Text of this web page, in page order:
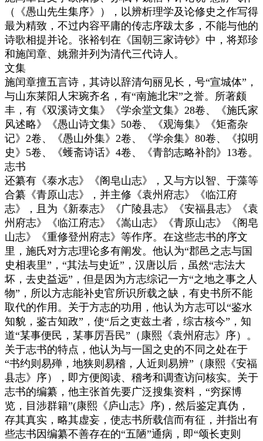
（《愚山先生集序》），以辨析理学及论修史之作写得
最为精致，不过内容平庸的传志序跋太多，不能与他的
诗歌相提并论。张裕钊在《国朝三家诗钞》中，将郑珍
和施闰章、姚鼐并列为清代三代诗人。
文集
施闰章擅五言诗，其诗以辞清句丽见长，号“宣城体”，
与山东莱阳人宋琬齐名，有“南施北宋”之誉。所著颇
丰，有《双溪诗文集》《学余堂文集》28卷、《施氏家
风述略》《愚山诗文集》50卷、《观海集》《矩斋杂
记》2卷、《愚山外集》2卷、《学余集》80卷、《拟明
史》5卷、《蠖斋诗话》4卷、《青韵志略补韵》13卷。
志书
还纂有《泰水志》《阁皂山志》，又与方以智、于藻等
合纂《青原山志》，并主修《袁州府志》《临江府
志》，且为《新泰志》《广陵县志》《安福县志》《袁
州府志》《临江府志》《嵩山志》《青原山志》《阁皂
山志》《重修登州府志》等作序。在这些志书的序文
里，施氏对方志理论多有阐发。他认为“郡邑之志与国
史相表里”，“其法与史近”，汉唐以后，虽然“志法大
坏，去史益远”，但是因为方志综记一方“之地之事之人
物”，所以方志能补史官所识所载之缺，有史书所不能
取代的作用。关于方志的功用，他认为方志可以“鉴水
知貌，鉴古知政”，使“后之吏兹土者，综古核今”，知
道“某事便民，某事厉吾民”（康熙《袁州府志》序）。
关于志书的特点，他认为与一国之史的不同之处在于
“书约则易殚，地狭则易稽，人近则易辨”（康熙《安福
县志》序），即方便阅读、稽考和调查访问核实。关于
志书的编纂，他主张首先要广泛搜集资料，“穷探博
览，目涉群籍”(康熙《庐山志》序)，然后鉴定真伪，
存其真实，略其虚妄，使志书所载信而有征，并指出有
些志书因编纂不善存在的“五陋”通病，即“颂长吏则